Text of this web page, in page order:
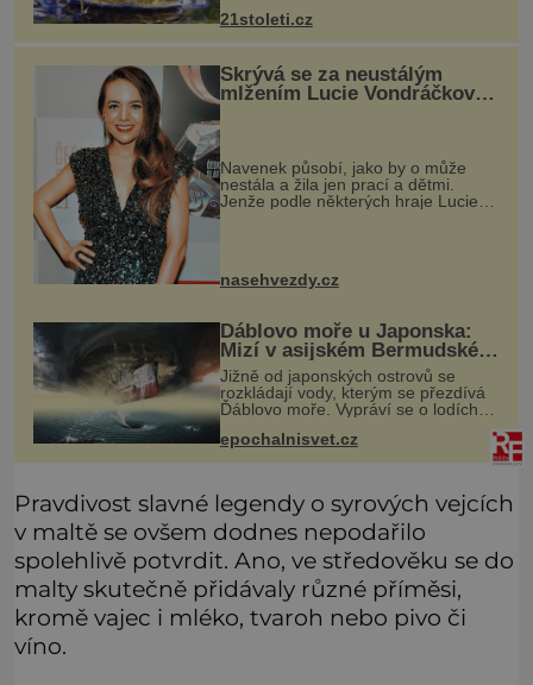
mlžích, jako jsou ústřice nebo slávky.
21stoleti.cz
Skrývá se za neustálým
mlžením Lucie Vondráčkové
nový muž?
Navenek působí, jako by o může
nestála a žila jen prací a dětmi.
Jenže podle některých hraje Lucie
Vondráčková (46) ze seriálu Ulice
nasehvezdy.cz
Ďáblovo moře u Japonska:
Mizí v asijském Bermudském
trojúhelníku lodě ve spárech
neznámé síly?
Jižně od japonských ostrovů se
rozkládají vody, kterým se přezdívá
Ďáblovo moře. Vypráví se o lodích
mizejících beze stopy, podivných
světlech, zrádných proudech i
mořských dracích, kteří měli tyto ko
epochalnisvet.cz
Pravdivost slavné legendy o syrových vejcích
v maltě se ovšem dodnes nepodařilo
spolehlivě potvrdit. Ano, ve středověku se do
malty skutečně přidávaly různé příměsi,
kromě vajec i mléko, tvaroh nebo pivo či
víno.